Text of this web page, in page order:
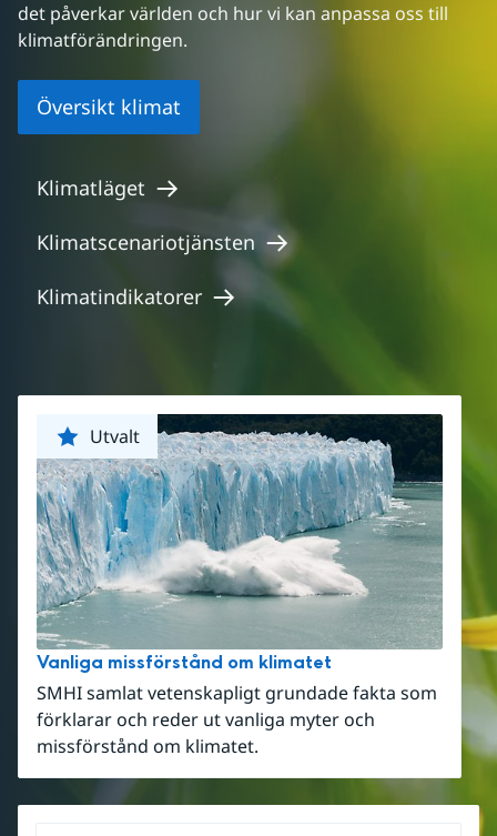
det påverkar världen och hur vi kan anpassa oss till
klimatförändringen.
Översikt klimat
Klimatläget
Klimatscenariotjänsten
Klimatindikatorer
Utvalt
Vanliga missförstånd om klimatet
SMHI samlat vetenskapligt grundade fakta som
förklarar och reder ut vanliga myter och
missförstånd om klimatet.